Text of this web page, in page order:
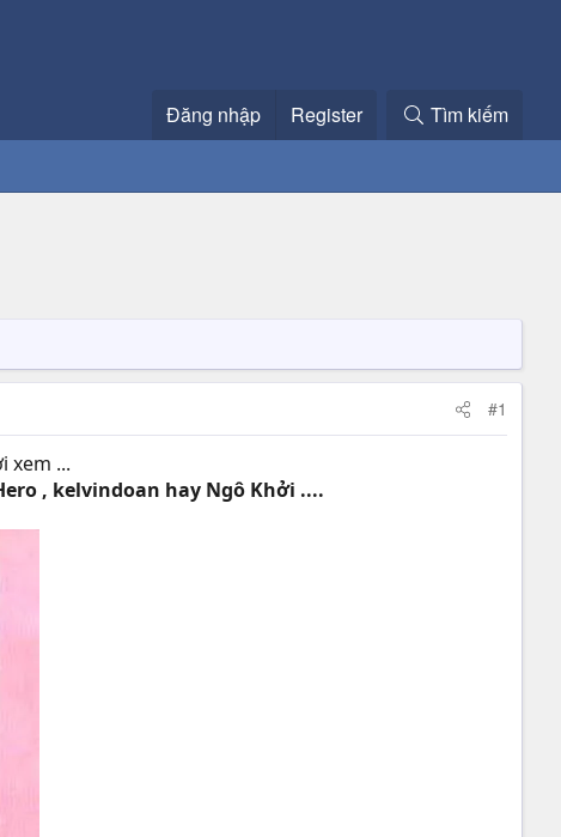
Đăng nhập Register Tìm kiếm
#1
xem ...
, kelvindoan hay Ngô Khởi ....